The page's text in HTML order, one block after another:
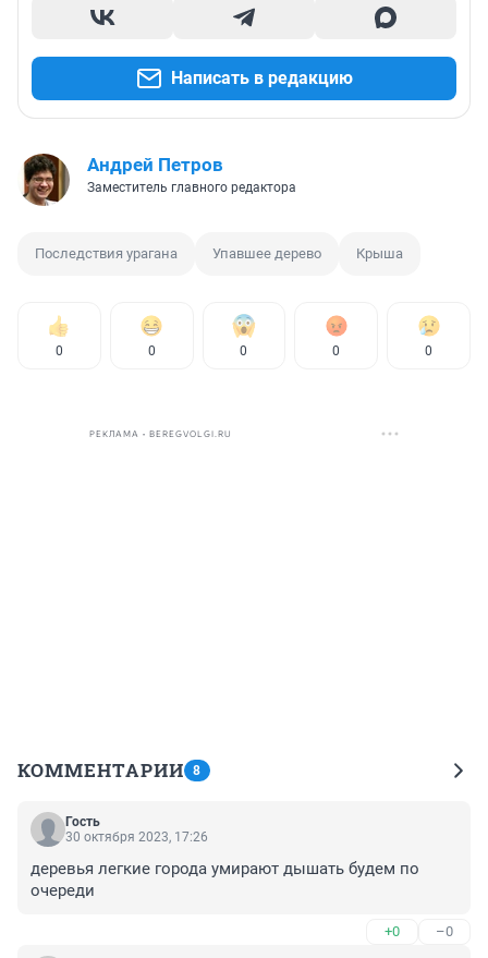
Написать в редакцию
Андрей Петров
Заместитель главного редактора
Последствия урагана Упавшее дерево Крыша
0 0 0 0 0
РЕКЛАМА • BEREGVOLGI.RU
КОММЕНТАРИИ 8
Гость
30 октября 2023, 17:26
деревья легкие города умирают дышать будем по
очереди
+0 –0